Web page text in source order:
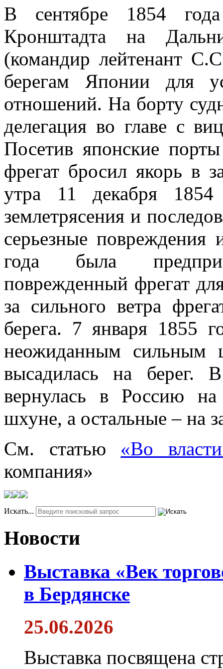
В сентябре 1854
Кронштадта на
(командир лейтенант
берегам Японии для
отношений. На борту
делегация во главе с
Посетив японские
фрегат бросил якорь в
утра 11 декабря 1854
землетрясения и
серьезные повреждения
года была
поврежденный фрегат
за сильного ветра
берега. 7 января 1855
неожиданным сильным
высадилась на берег.
вернулась в Россию
шхуне, а остальные – на
См. статью «Во
компания»
Искать...
Новости
Выставка «Век
в Бердянске
25.06.2026
Выставка посвящена